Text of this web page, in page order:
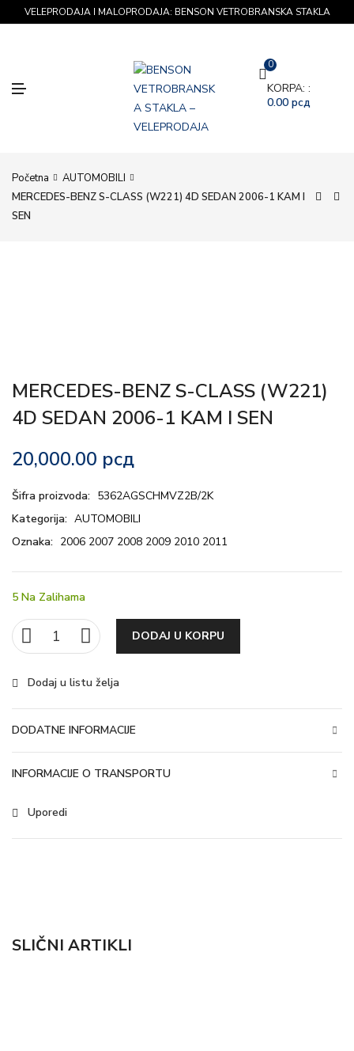
VELEPRODAJA I MALOPRODAJA: BENSON VETROBRANSKA STAKLA
0
KORPA: :
0.00 рсд
Početna
AUTOMOBILI
MERCEDES-BENZ S-CLASS (W221) 4D SEDAN 2006-1 KAM I
SEN
MERCEDES-BENZ S-CLASS (W221)
4D SEDAN 2006-1 KAM I SEN
20,000.00 рсд
Šifra proizvoda: 5362AGSCHMVZ2B/2K
Kategorija: AUTOMOBILI
Oznaka: 2006 2007 2008 2009 2010 2011
5 Na Zalihama
DODAJ U KORPU
Dodaj u listu želja
DODATNE INFORMACIJE
INFORMACIJE O TRANSPORTU
Uporedi
SLIČNI ARTIKLI